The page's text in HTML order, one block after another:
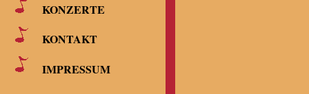
KONZERTE
KONTAKT
IMPRESSUM